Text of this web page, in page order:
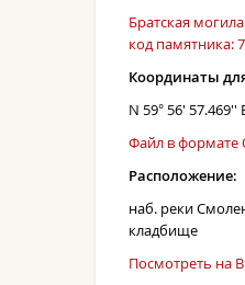
Братская
код памятника:
Координаты для
N 59° 56' 57.469''
Файл в формате
Расположение:
наб. реки
кладбище
Посмотреть на